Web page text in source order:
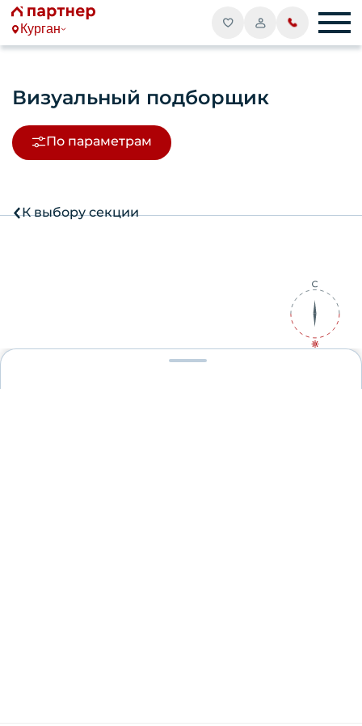
Курган
Визуальный подборщик
По параметрам
К выбору секции